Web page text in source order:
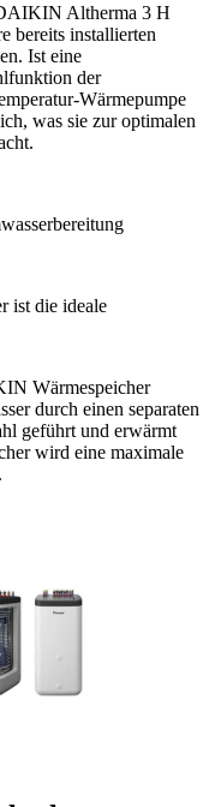
Altherma 3 H
bereits installierten
Ist eine
der
Wärmepumpe
was sie zur optimalen
ist die ideale
Wärmespeicher
durch einen separaten
geführt und erwärmt
wird eine maximale